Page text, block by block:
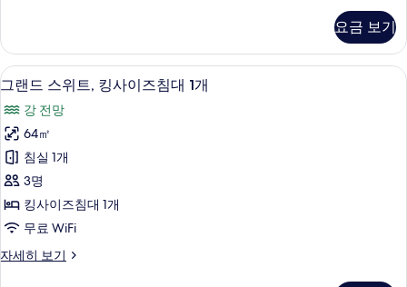
침
대
1
개
사
진
모
두
보
기
드
룸,
킹
이
즈
침
대
개
자
세
보
요금 보기
그
드
스
위
트,
킹
사
이
1 개의 침실, 이집트산 면 시트, 고급 침
16
그랜드 스위트, 킹사이즈침대 1개
강 전망
64㎡
침실 1개
3명
킹사이즈침대 1개
무료 WiFi
자세히 보기
그